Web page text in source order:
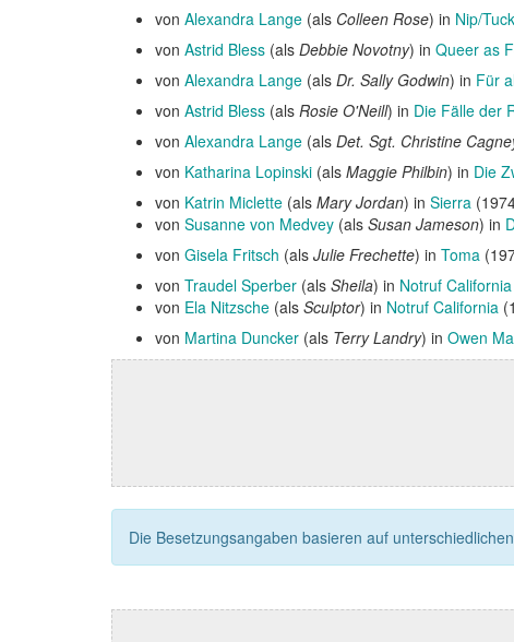
von Alexandra Lange (als Colleen Rose) in Nip/
von Astrid Bless (als Debbie Novotny) in Queer as
von Alexandra Lange (als Dr. Sally Godwin) in Für
von Astrid Bless (als Rosie O'Neill) in Die Fälle der
von Alexandra Lange (als Det. Sgt. Christine
von Katharina Lopinski (als Maggie Philbin) in Die
von Katrin Miclette (als Mary Jordan) in Sierra
von Susanne von Medvey (als Susan Jameson) in
von Gisela Fritsch (als Julie Frechette) in Toma
von Traudel Sperber (als Sheila) in Notruf California
von Ela Nitzsche (als Sculptor) in Notruf California
von Martina Duncker (als Terry Landry) in Owen
Die Besetzungsangaben basieren auf